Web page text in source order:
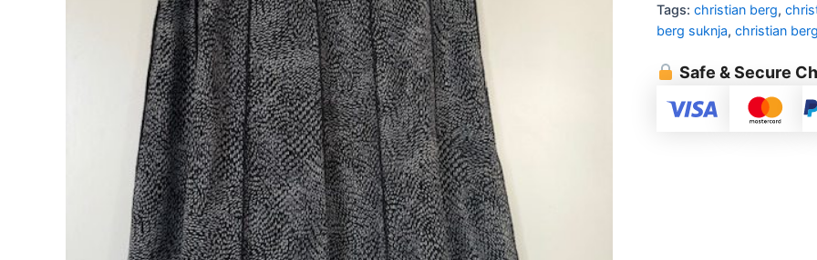
Tags: christian berg,
berg suknja, christian
Safe & Secure